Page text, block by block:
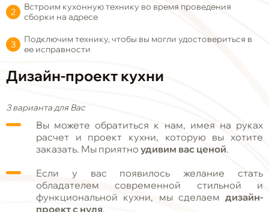
Встроим кухонную технику во время проведения
сборки на адресе
Подключим технику, чтобы вы могли удостовериться в
ее исправности
Дизайн-проект кухни
3 варианта для Вас
Вы можете обратиться к нам, имея на руках
расчет и проект кухни, которую вы хотите
заказать. Мы приятно удивим вас ценой.
Если у вас появилось желание стать
обладателем современной стильной и
функциональной кухни, мы сделаем дизайн-
проект с нуля.